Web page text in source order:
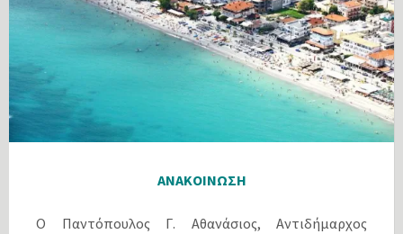
ΑΝΑΚΟΙΝΩΣΗ
Ο Παντόπουλος Γ. Αθανάσιος, Αντιδήμαρχος